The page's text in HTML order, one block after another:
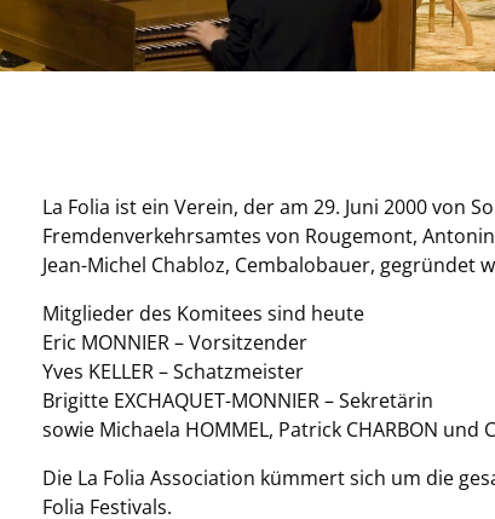
La Folia ist ein Verein, der am 29. Juni 2000 von
Fremdenverkehrsamtes von Rougemont,
Jean-Michel Chabloz, Cembalobauer, gegründet
Mitglieder des Komitees sind heute
Eric MONNIER – Vorsitzender
Yves KELLER – Schatzmeister
Brigitte EXCHAQUET-MONNIER – Sekretärin
sowieMichaela HOMMEL, Patrick CHARBON und
Die La Folia Association kümmert sich um die
Folia Festivals.